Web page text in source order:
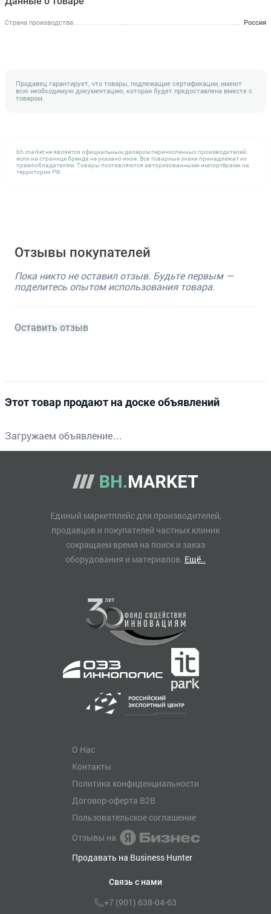
Страна производства Россия
Продавец гарантирует, что товары, подлежащие сертификации, имеют
всю необходимую документацию, которая будет предоставлена вместе с
товаром.
bh.market не является официальным дилером перечисленных производителей,
если на странице бренда не указано иное. Все товарные знаки принадлежат их
правообладателям. Товары поставляются авторизованными импортёрами на
территории РФ.
Отзывы покупателей
Пока никто не оставил отзыв. Будьте первым —
поделитесь опытом использования товара.
Оставить отзыв
Этот товар продают на доске объявлений
Загружаем объявление…
Единый маркетплейс для производителей,
продавцов и покупателей частных клиник
сокращаем время на поиск и заказ
оборудования и материалов. Ещё..
О Нас
Контакты
Политика конфиденциальности
Договор-оферта B2B
Пользовательское соглашение
Отзывы на
Продавать на Business Hunter
Связь с нами
+7 (901) 638-04-63